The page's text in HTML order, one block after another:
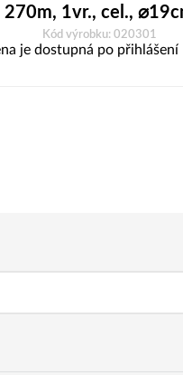
270m, 1vr., cel.,
Kód výrobku: 020301
je dostupná po přihlášení